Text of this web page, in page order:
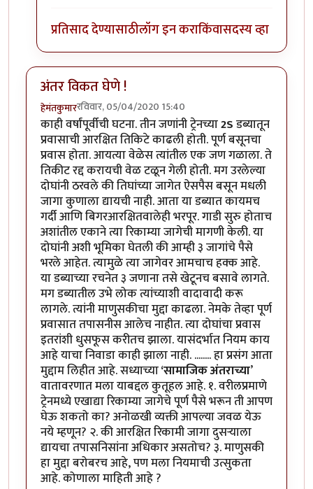
प्रतिसाद देण्यासाठीलॉग इन कराकिंवासदस्य व्हा
अंतर विकत घेणे !
हेमंतकुमाररविवार, 05/04/2020 15:40
काही वर्षांपूर्वीची घटना. तीन जणांनी ट्रेनच्या2Sडब्यातून
प्रवासाची आरक्षित तिकिटे काढली होती. पूर्ण बसूनचा
प्रवास होता. आयत्या वेळेस त्यांतील एक जण गळाला. ते
तिकीट रद्द करायची वेळ टळून गेली होती. मग उरलेल्या
दोघांनी ठरवले की तिघांच्या जागेत ऐसपैस बसून मधली
जागा कुणाला द्यायची नाही. आता या डब्यात कायमच
गर्दी आणि बिगरआरक्षितवालेही भरपूर. गाडी सुरु होताच
अशांतील एकाने त्या रिकाम्या जागेची मागणी केली. या
दोघांनी अशी भूमिका घेतली की आम्ही ३ जागांचे पैसे
भरले आहेत. त्यामुळे त्या जागेवर आमचाच हक्क आहे.
या डब्याच्या रचनेत ३ जणाना तसे खेटूनच बसावे लागते.
मग डब्यातील उभे लोक त्यांच्याशी वादावादी करू
लागले. त्यांनी माणुसकीचा मुद्दा काढला. नेमके तेव्हा पूर्ण
प्रवासात तपासनीस आलेच नाहीत. त्या दोघांचा प्रवास
इतरांशी धुसफूस करीतच झाला. यासंदर्भात नियम काय
आहे याचा निवाडा काही झाला नाही. ........ हा प्रसंग आता
मुद्दाम लिहीत आहे. सध्याच्या‘सामाजिक अंतराच्या’
वातावरणात मला याबद्दल कुतूहल आहे. १. वरीलप्रमाणे
ट्रेनमध्ये एखाद्या रिकाम्या जागेचे पूर्ण पैसे भरून ती आपण
घेऊ शकतो का? अनोळखी व्यक्ती आपल्या जवळ येऊ
नये म्हणून? २. की आरक्षित रिकामी जागा दुसऱ्याला
द्यायचा तपासनिसांना अधिकार असतोच? ३. माणुसकी
हा मुद्दा बरोबरच आहे, पण मला नियमाची उत्सुकता
आहे. कोणाला माहिती आहे ?